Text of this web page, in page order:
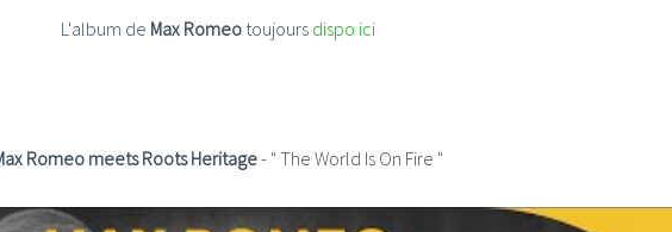
L'album de Max Romeotoujours dispo ici
Romeo meets Roots Heritage- " The World Is On Fire "